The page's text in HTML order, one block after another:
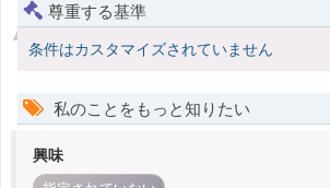
尊重する基準
条件はカスタマイズされていません
私のことをもっと知りたい
興味